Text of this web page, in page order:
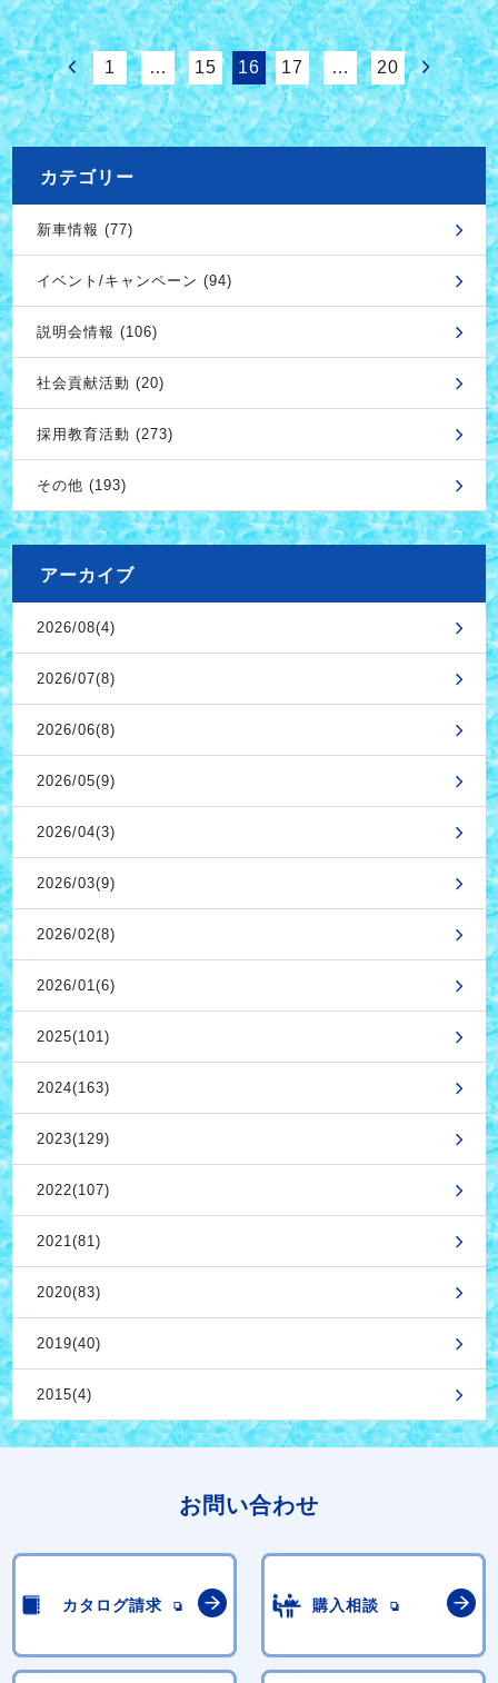
1 … 15 16 17 … 20
カテゴリー
新車情報 (77)
イベント/キャンペーン (94)
説明会情報 (106)
社会貢献活動 (20)
採用教育活動 (273)
その他 (193)
アーカイブ
2026/08(4)
2026/07(8)
2026/06(8)
2026/05(9)
2026/04(3)
2026/03(9)
2026/02(8)
2026/01(6)
2025(101)
2024(163)
2023(129)
2022(107)
2021(81)
2020(83)
2019(40)
2015(4)
お問い合わせ
カタログ請求 購入相談